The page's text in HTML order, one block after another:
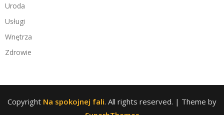
Uroda
Usługi
Wnętrza
Zdrowie
Copyright Na spokojnej fali. All rights reserved. | Theme by